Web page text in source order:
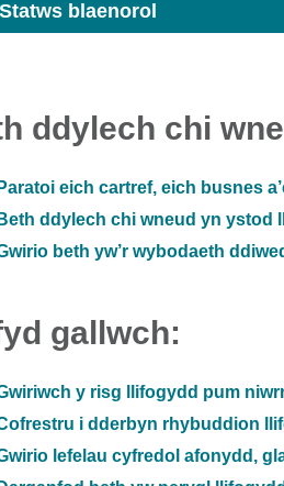
Statws blaenorol
ddylech chi
Paratoi eich cartref, eich busnes
Beth ddylech chi wneud yn ystod
beth yw’r wybodaeth
gallwch:
y risg llifogydd pum
i dderbyn rhybuddion
lefelau cyfredol afonydd,